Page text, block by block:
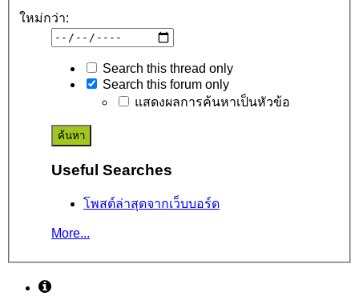
ใหม่กว่า:
Search this thread only
Search this forum only
แสดงผลการค้นหาเป็นหัวข้อ
Useful Searches
โพสต์ล่าสุดจากเว็บบอร์ด
More...